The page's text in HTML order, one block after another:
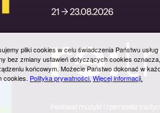
pliki cookies w celu świadczenia Państwu
bez zmiany ustawień dotyczących cookies
końcowym. Możecie Państwo dokonać w
cookies. Polityka prywatności.Więcej informacji.